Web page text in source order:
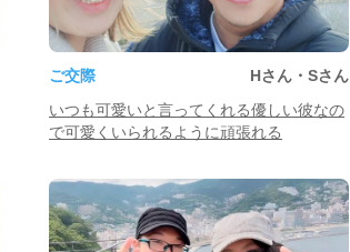
ご交際
Hさん・Sさん
いつも可愛いと言ってくれる優しい彼なの
で可愛くいられるように頑張れる